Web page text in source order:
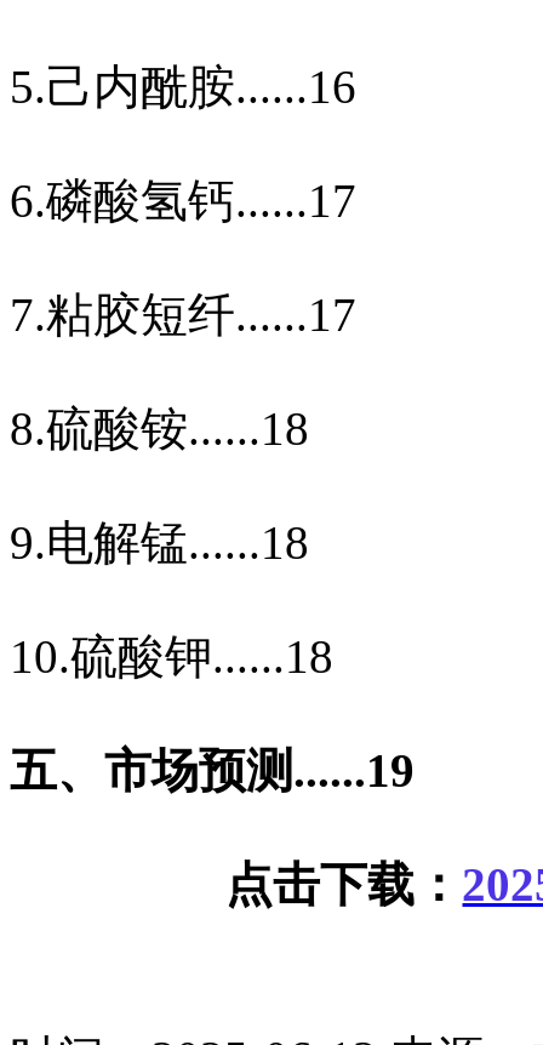
5.己内酰胺......16
6.磷酸氢钙......17
7.粘胶短纤......17
8.硫酸铵......18
9.电解锰......18
10.硫酸钾......18
五、市场预测......19
点击下载：